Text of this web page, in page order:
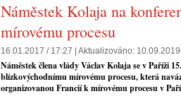
Náměstek Kolaja na
mírovému procesu
16.01.2017 / 17:27 | Aktualizováno:
Náměstek člena vlády Václav Kolaja se v Paříži
blízkovýchodnímu mírovému procesu, která
organizovanou Francií k mírovému procesu v